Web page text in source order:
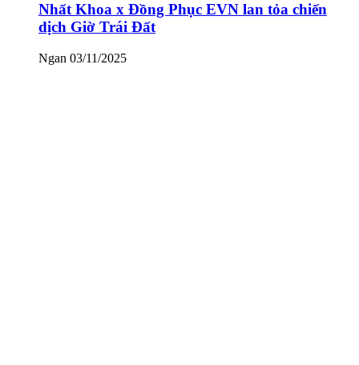
Nhất Khoa x Đồng Phục EVN lan tỏa chiến
dịch Giờ Trái Đất
Ngan 03/11/2025